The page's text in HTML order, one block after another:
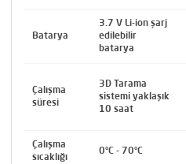
Batarya
3.7 V Li-ion şarj
edilebilir
batarya
Çalışma
süresi
3D Tarama
sistemi yaklaşık
10 saat
Çalışma
sıcaklığı
0°C - 70°C